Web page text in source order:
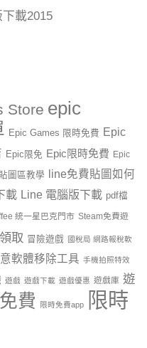
載2015
Store epic
Epic Games 限時免費 Epic
Epic限免 Epic限時免費 Epic
圖區教學
line免費貼圖如何
載 Line 電腦版下載 pdf檔
統一星巴克門市 Steam免費遊
取 冒險遊戲 國稅局 網路報稅軟
軟體移除工具 手機拍照特效
遊戲 遊戲下載 遊戲優惠 遊戲庫 遊
費 限時免費app
限時